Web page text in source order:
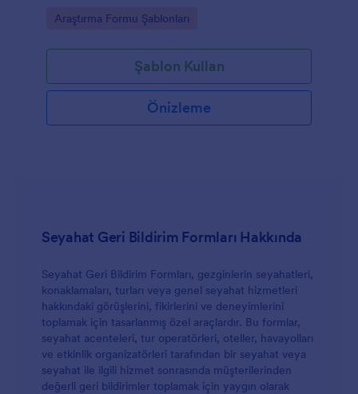
kurgulayın.
Go to Category:
Araştırma Formu Şablonları
Şablon Kullan
Önizleme
Seyahat Geri Bildirim Formları Hakkında
Seyahat Geri Bildirim Formları, gezginlerin seyahatleri,
konaklamaları, turları veya genel seyahat hizmetleri
hakkındaki görüşlerini, fikirlerini ve deneyimlerini
toplamak için tasarlanmış özel araçlardır. Bu formlar,
seyahat acenteleri, tur operatörleri, oteller, havayolları
ve etkinlik organizatörleri tarafından bir seyahat veya
seyahat ile ilgili hizmet sonrasında müşterilerinden
değerli geri bildirimler toplamak için yaygın olarak